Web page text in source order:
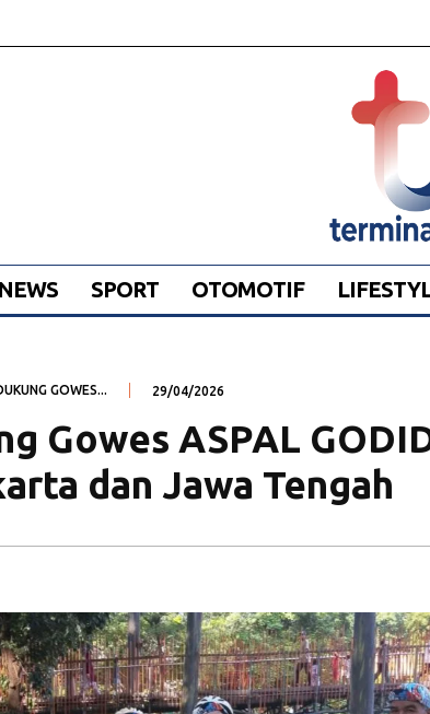
NEWS SPORT OTOMOTIF
GOWES... 29/04/2026
Gowes ASPAL
dan Jawa Tengah